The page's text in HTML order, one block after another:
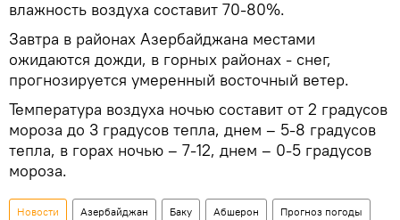
влажность воздуха составит 70-80%.
Завтра в районах Азербайджана местами
ожидаются дожди, в горных районах - снег,
прогнозируется умеренный восточный ветер.
Температура воздуха ночью составит от 2 градусов
мороза до 3 градусов тепла, днем – 5-8 градусов
тепла, в горах ночью – 7-12, днем – 0-5 градусов
мороза.
Новости Азербайджан Баку Абшерон Прогноз погоды